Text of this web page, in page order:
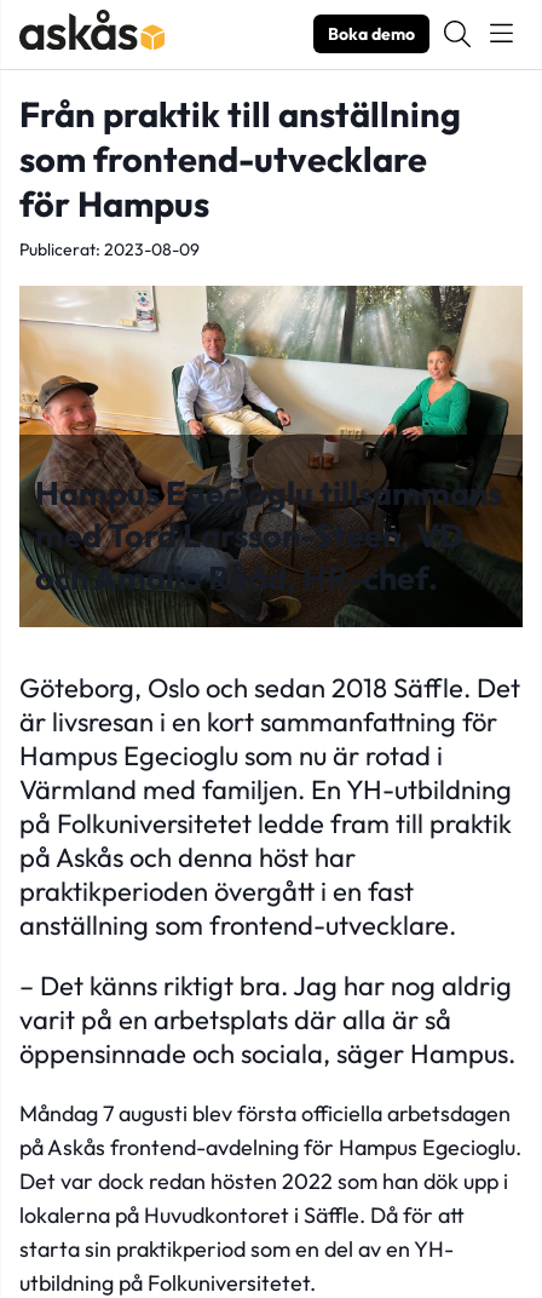
Boka demo
Från praktik till anställning
som frontend-utvecklare
för Hampus
Publicerat: 2023-08-09
Hampus Egecioglu tillsammans
med Tord Larsson-Steen, VD
och Amalia Rååd, HR-chef.
Göteborg, Oslo och sedan 2018 Säffle. Det
är livsresan i en kort sammanfattning för
Hampus Egecioglu som nu är rotad i
Värmland med familjen. En YH-utbildning
på Folkuniversitetet ledde fram till praktik
på Askås och denna höst har
praktikperioden övergått i en fast
anställning som frontend-utvecklare.
– Det känns riktigt bra. Jag har nog aldrig
varit på en arbetsplats där alla är så
öppensinnade och sociala, säger Hampus.
Måndag 7 augusti blev första officiella arbetsdagen
på Askås frontend-avdelning för Hampus Egecioglu.
Det var dock redan hösten 2022 som han dök upp i
lokalerna på Huvudkontoret i Säffle. Då för att
starta sin praktikperiod som en del av en YH-
utbildning på Folkuniversitetet.